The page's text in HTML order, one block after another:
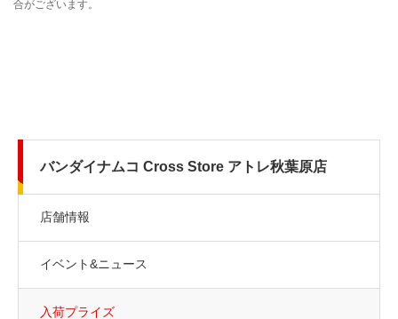
バンダイナムコ Cross Store アトレ秋葉原店
店舗情報
イベント&ニュース
入荷プライズ